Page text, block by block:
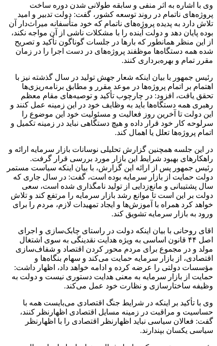
وی با اشاره به اثر منفی و سابقه طولانی شدن دوره ساخت
پروژه‌های ناتمام در روند توسعه کشور، گفت: دولت تدبیر و امید
تلاش دارد به پدیده پروژه‌های ناتمام که خود متأسفانه میراث‌دار آن
بوده پایان دهد و دولت آینده را با مشکلات ناشی از آن مواجه نکند،
از این منظر همانطور که بار‌ها در جلسات گوناگون تأکید و تصریح
شده همه دستگاه‌ها موظفند پروژه‌های در دست اجرا را در زمان
مقرر تمام و بهره‌برداری کنند.
رئیس جمهور با بیان اینکه شعار جهش تولید در سال گذشته نیز با
اهتمام بر اتمام پروژه‌ها در موعد مقرر و مطابق برنامه‌ریزی‌ها
تحقق یافت، افزود: در چارچوب تأکید و توصیه‌های مقام معظم
رهبری همه دستگاه‌ها باید به وظایف خود در این زمینه عمل کنند و
این دولت تا آخرین روز فعالیت و مسئولیت خود این موضوع را
سرلوحه کار خود قرار داده و هیچ دستگاهی نباید در زمینه تکمیل و
اتمام پروژه‌ها تعلل یا اهمال کند.
در این جلسه همچنین گزارش تحلیلی نوسانات بازار سرمایه ارائه و
راهکار‌های بهبود شرایط این بازار مورد بررسی قرار گرفت.
رئیس جمهور پس از ارائه این گزارش، با بیان اینکه سیاست مستمر
دولت حمایت از بازار سرمایه بوده است، گفت: در سال جاری که
سال پشتیبانی و مانع‌زدایی از تولید نامگذاری شده است، سعی
دولت بر این است تا موانع رشد بازار سرمایه را مرتفع کند و تلاش
خواهد کرد همراه با آموزش‌ها و ایجاد تمهیدات لازم، مردم را برای
ورود به بازار سرمایه تشویق کند.
اقای روحانی با بیان اینکه دولت در راستای چابک‌سازی و اجرای
اصل ۴۴ قانون اساسی به ویژه هدایت نقدینگی به سوی اشتغال
مولد و در مجموع برای مردم محور کردن اقتصاد و شفاف‌سازی
اقتصادی، از بازار سرمایه حمایت می‌کند و سهام بنگاه‌ها و
مؤسسات دولتی را عرضه کرده و ادامه خواهد داد، اظهار داشت:
حمایت از بازار سرمایه به معنی هدایت دستوری نیست و دولت به
وظیفه ساختارسازی و نظارت خود عمل می‌کند.
وی با تأکید بر اینکه در شرایط جنگ اقتصادی می‌بایست همه با
حساسیت و مراقبت در زمینه مسایل اقتصادی اظهارنظر کنند،
گفت: فعالان سیاسی نباید اظهارنظر اقتصادی را با اظهارنظر
سیاسی یکسان بپندارند.